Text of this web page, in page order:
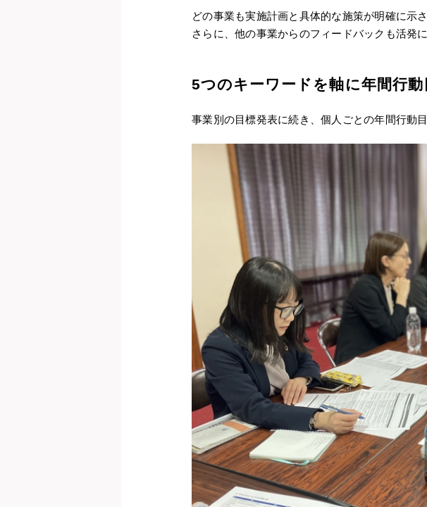
どの事業も実施計画と具体的な施策が明確に示
さらに、他の事業からのフィードバックも活発
5つのキーワードを軸に年間行動
事業別の目標発表に続き、個人ごとの年間行動